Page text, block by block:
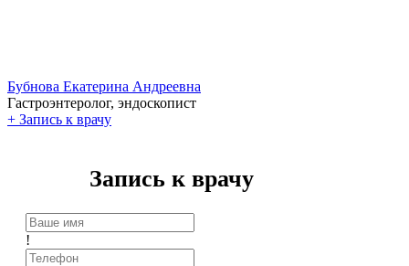
Бубнова Екатерина Андреевна
Гастроэнтеролог, эндоскопист
+ Запись к врачу
Запись к врачу
!